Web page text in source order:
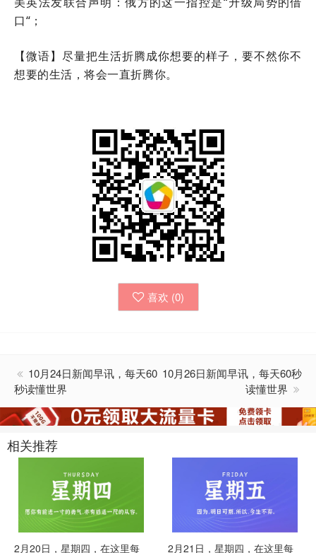
口“；
【微语】尽量把生活折腾成你想要的样子，要不然你不
想要的生活，将会一直折腾你。
喜欢 (0)
10月24日新闻早讯，每天60
秒读懂世界
10月26日新闻早讯，每天60秒
读懂世界
相关推荐
2月20日，星期四，在这里每
2月21日，星期四，在这里每